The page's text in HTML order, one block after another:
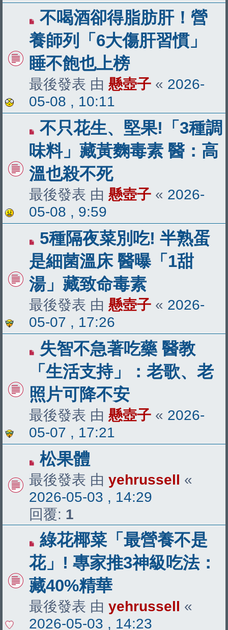
不喝酒卻得脂肪肝！營
養師列「6大傷肝習慣」
睡不飽也上榜
最後發表 由 懸壺子 « 2026-
05-08 , 10:11
不只花生、堅果!「3種調
味料」藏黃麴毒素 醫：高
溫也殺不死
最後發表 由 懸壺子 « 2026-
05-08 , 9:59
5種隔夜菜別吃! 半熟蛋
是細菌溫床 醫曝「1甜
湯」藏致命毒素
最後發表 由 懸壺子 « 2026-
05-07 , 17:26
失智不急著吃藥 醫教
「生活支持」：老歌、老
照片可降不安
最後發表 由 懸壺子 « 2026-
05-07 , 17:21
松果體
最後發表 由 yehrussell «
2026-05-03 , 14:29
回覆: 1
綠花椰菜「最營養不是
花」! 專家推3神級吃法：
藏40%精華
最後發表 由 yehrussell «
2026-05-03 , 14:23